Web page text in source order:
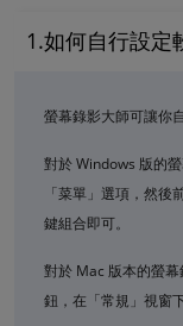
1.如何自行設定
螢幕錄影大師可讓你
對於 Windows 版的
「菜單」選項，然
鍵組合即可。
對於 Mac 版本的螢
鈕，在「常規」視窗